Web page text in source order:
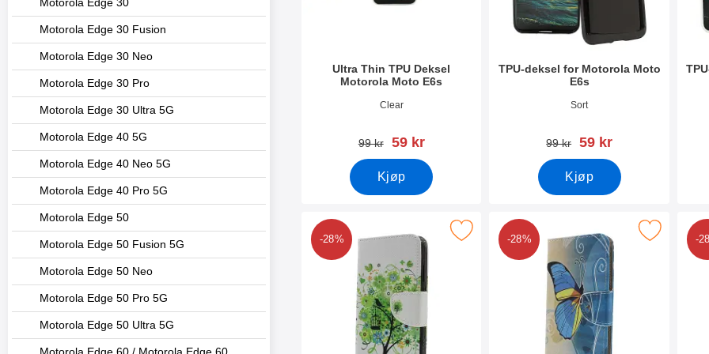
Motorola Edge 30
Motorola Edge 30 Fusion
Motorola Edge 30 Neo
Motorola Edge 30 Pro
Motorola Edge 30 Ultra 5G
Motorola Edge 40 5G
Motorola Edge 40 Neo 5G
Motorola Edge 40 Pro 5G
Motorola Edge 50
Motorola Edge 50 Fusion 5G
Motorola Edge 50 Neo
Motorola Edge 50 Pro 5G
Motorola Edge 50 Ultra 5G
Ultra Thin TPU Deksel
Motorola Moto E6s
Varenummer 36761
Clear
gammel pris
99 kr ny pris
59 kr
Kjøp
TPU-deksel for Motorola Moto
E6s
Varenummer 36757
Sort
gammel pris
99 kr ny pris
59 kr
Kjøp
-28%
Merk designwallet Motorola Moto E6s som favoritt
-28%
Merk designwallet Motorola Moto
-